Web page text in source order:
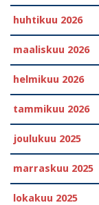
huhtikuu 2026
maaliskuu 2026
helmikuu 2026
tammikuu 2026
joulukuu 2025
marraskuu 2025
lokakuu 2025